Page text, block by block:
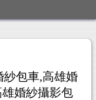
紗包車,高雄婚
婚紗攝影包